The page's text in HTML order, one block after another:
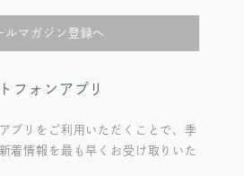
ルマガジン登録へ
フォンアプリ
プリをご利用いただくことで、季
着情報を最も早くお受け取りいた